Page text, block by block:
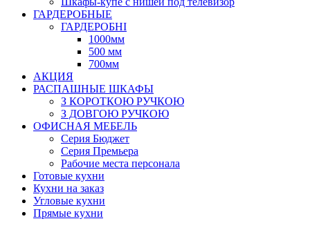
ГАРДЕРОБНЫЕ
ГАРДЕРОБНІ
1000мм
500 мм
700мм
АКЦИЯ
РАСПАШНЫЕ ШКАФЫ
З КОРОТКОЮ РУЧКОЮ
З ДОВГОЮ РУЧКОЮ
ОФИСНАЯ МЕБЕЛЬ
Серия Бюджет
Серия Премьера
Рабочие места персонала
Готовые кухни
Кухни на заказ
Угловые кухни
Прямые кухни